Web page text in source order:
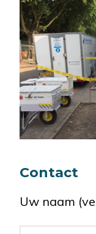
Contact
Uw naam